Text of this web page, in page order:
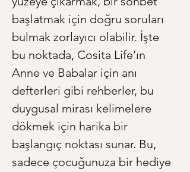
başlatmak için doğru soruları
bulmak zorlayıcı olabilir. İşte
bu noktada, Cosita Life’ın
Anne ve Babalar için anı
defterleri gibi rehberler, bu
duygusal mirası kelimelere
dökmek için harika bir
başlangıç noktası sunar. Bu,
sadece çocuğunuza bir hediye